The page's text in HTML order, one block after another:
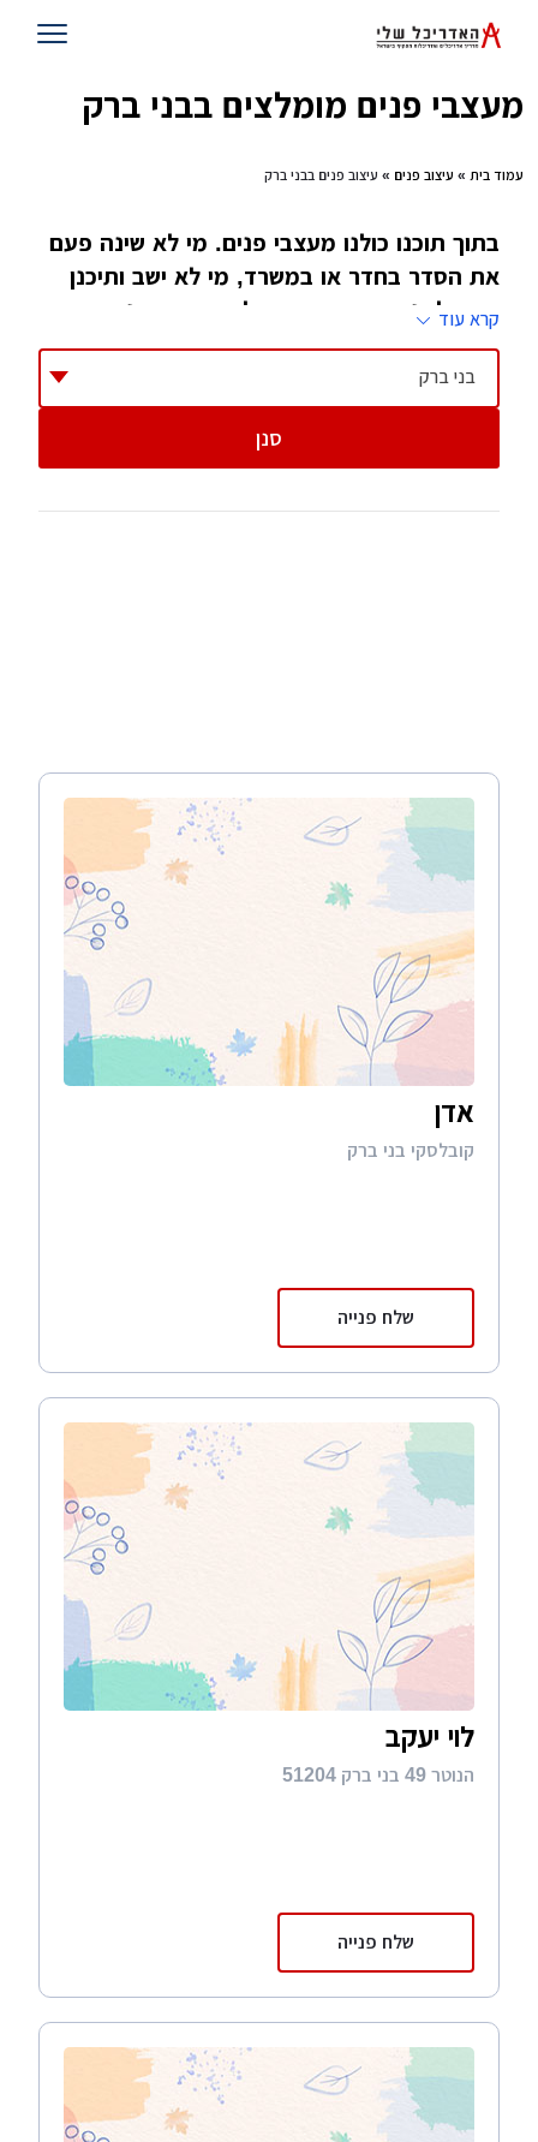
מעצבי פנים מומלצים בבני ברק
עמוד בית » עיצוב פנים » עיצוב פנים בבני ברק
בתוך תוכנו כולנו מעצבי פנים. מי לא שינה פעם
את הסדר בחדר או במשרד, מי לא ישב ותיכנן
כיצד לשנות את העיצוב של הבית מבפנים. רק
מעטים הלכו ולמדו את זה. הם גם הטובים ביותר
בתחום
ספק אם כאשר המציאו המקצוע עיצוב פנים, מישהו
עיצוב פנים מגלם בתוכו הכל, עיצוב של מבנה
ובכן, בזמן שאדריכלות עוסקת בעיצוב המבנה
כולו, עיצוב פנים אחראי רק על עיצוב החללים
. הם יתעסקו יותר עם היופי ופחות עם
העיצוב מהזוויות ההנדסיות שלו. זה כמובן לא
מפחית מחשיבותם, ולמען האמת, כאשר בוחנים
בית, יש מי שממהר לבחון אותו קודם מבפנים ואחר
כך את המבנה שלו.
קרא עוד
בני ברק
סנן
אדן
קובלסקי בני ברק
שלח פנייה
לוי יעקב
הנוטר 49 בני ברק 51204
שלח פנייה